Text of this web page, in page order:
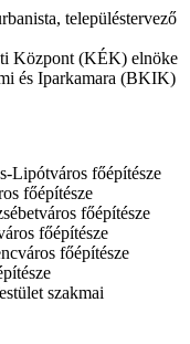
településtervező
Központ (KÉK) elnöke
és Iparkamara (BKIK)
Lipótváros főépítésze
főépítésze
főépítésze
főépítésze
főépítésze
szakmai